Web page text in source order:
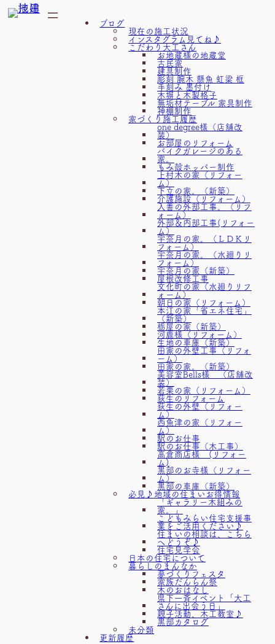
内
ブログ
現在の施工状況
インスタグラム見てね♪
こだわり大工さん
お地蔵様の地蔵堂
古民家
建具制作
彫刻 腕木 懸魚 虹梁 框
手刻み 墨付け
木塀と木製格子
無垢材テーブル 家具制作
神棚制作
家づくり施工履歴
one degree様（店舗改
装）
お部屋のリフォーム
バイクガレージのある
家。
もみ殻ホッパー制作
上村木の家（リフォー
ム）
下立の家。（新築）
介護施設（リフォーム）
入善の外部工事。（リフ
ォーム）
外部＆内部工事(リフォー
ム）
宇奈月の家。（ＬＤＫリ
フォーム）
宇奈月の家。（水廻りリ
フォーム）
宇奈月の家（新築）
屋根改修工事
文化町の家（水廻りリフ
ォーム）
朝日の家（リフォーム）
本江の家「省エネ住宅」
（新築）
栃屋の家（新築）
河鹿様（リフォーム）
生地の車庫（新築）
田家の外壁工事（リフォ
ーム）
田家の家。（新築）
美容室Bells様 （店舗改
装）
若栗の家（リフォーム）
荻生のリフォーム
荻生の外壁（リフォー
ム）
西魚津の家（リフォー
ム）
駅のお仕事
駅のお仕事（木工事）
高倉商店様 (リフォー
ム)
黒部のお寺様（リフォー
ム）
黒部の車庫（新築）
必見♪地域の住まいお得情報
「ギャラリー木組みの
家。」
こどもみらい住宅支援事
業をご活用ください♪
住まいの相談は、こちら
へどうぞ♪
住宅見学会
日本の住宅について
暮らしのまんなか
夢づくりフェスタ
家族だんらん祭
木のおはなし
県下一斉イベント「大工
さんに出会う日」
親子活動、木工教室♪
黒部カタログ
未分類
更新履歴